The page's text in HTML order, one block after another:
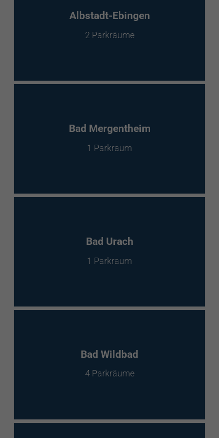
EnBW Mobility
Spontanladen
Albstadt-Ebingen
2 Parkräume
Bad Mergentheim
1 Parkraum
Bad Urach
1 Parkraum
Bad Wildbad
4 Parkräume